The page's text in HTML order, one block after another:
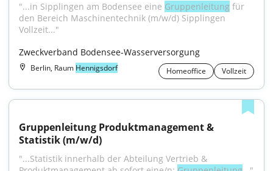
"...in Sipplingen am Bodensee eine Gruppenleitung für
den Bereich Maschinentechnik (m/w/d) Sipplingen
Vollzeit..."
Zweckverband Bodensee-Wasserversorgung
Berlin, Raum Hennigsdorf Homeoffice Vollzeit
Gruppenleitung Produktmanagement &
Statistik (m/w/d)
"...Statistik innerhalb der Abteilung Vertrieb &